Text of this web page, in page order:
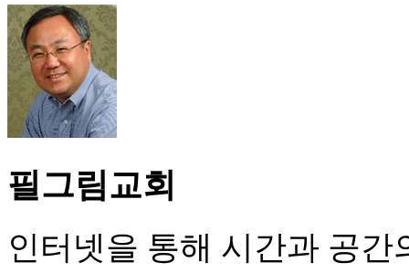
필그림교회
인터넷을 통해 시간과 공